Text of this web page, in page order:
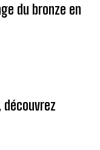
du bronze en